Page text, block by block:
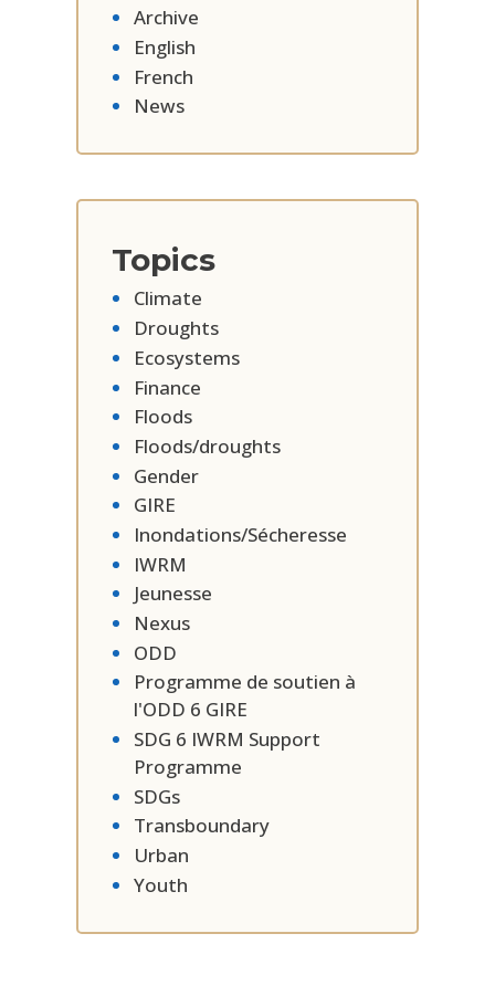
Archive
English
French
News
Topics
Climate
Droughts
Ecosystems
Finance
Floods
Floods/droughts
Gender
GIRE
Inondations/Sécheresse
IWRM
Jeunesse
Nexus
ODD
Programme de soutien à
l'ODD 6 GIRE
SDG 6 IWRM Support
Programme
SDGs
Transboundary
Urban
Youth